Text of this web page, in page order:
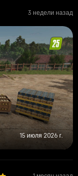
3 недели назад
15 июля 2026 г.